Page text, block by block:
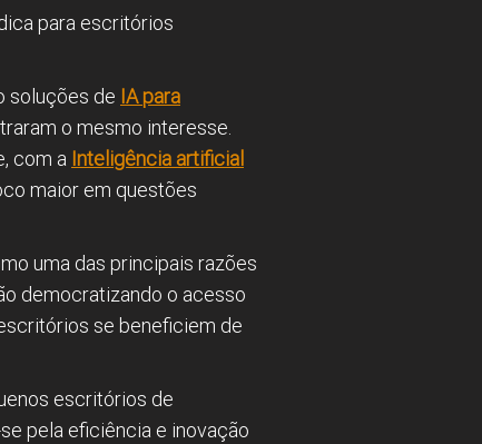
para escritórios
soluções de IA para
o mesmo interesse.
com a Inteligência artificial
maior em questões
uma das principais razões
democratizando o acesso
se beneficiem de
escritórios de
pela eficiência e inovação